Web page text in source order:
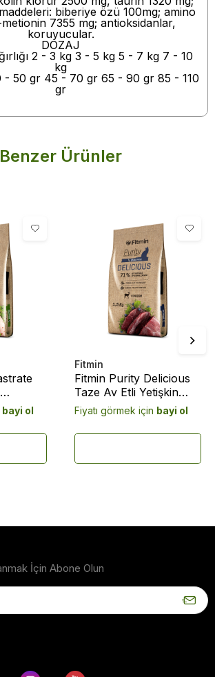
biberiye özü 100mg; amino
7355 mg; antioksidanlar,
koruyucular.
DOZAJ
2 - 3 kg 3 - 5 kg 5 - 7 kg 7 - 10
kg
- 50 gr 45 - 70 gr 65 - 90 gr 85 - 110
gr
Benzer Ürünler
bayi ol
Fitmin
Fitmin Purity Delicious
Taze Av Etli Yetişkin
Kedi Maması 1,5 Kg
Fiyatı görmek için bayi ol
İçin Abone Olun